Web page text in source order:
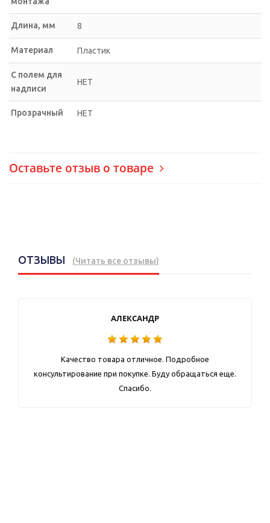
Длина, мм 8
Материал Пластик
С полем для
надписи
НЕТ
Прозрачный НЕТ
Оставьте отзыв о товаре
ОТЗЫВЫ (Читать все отзывы)
АЛЕКСАНДР
Качество товара отличное. Подробное
консультирование при покупке. Буду обращаться еще.
Спасибо.